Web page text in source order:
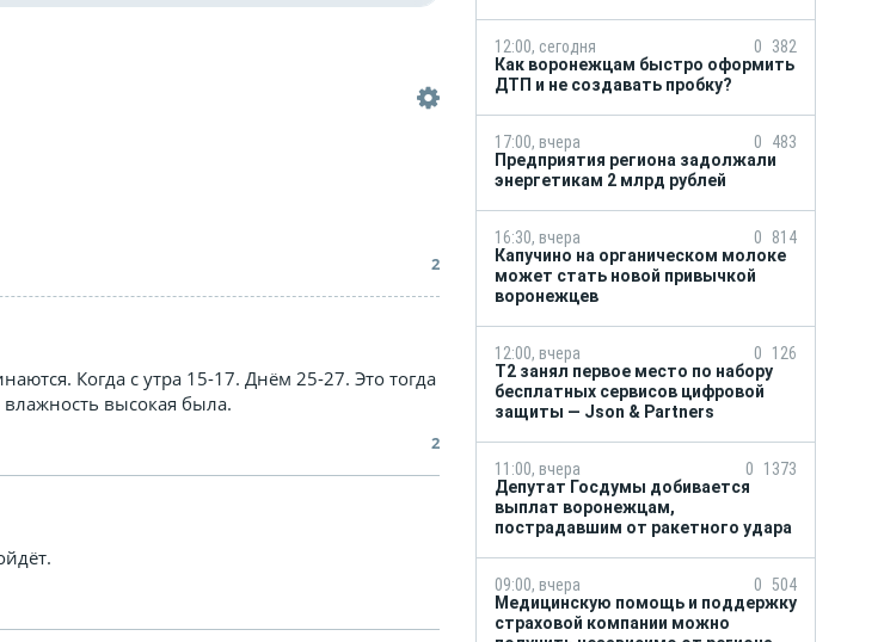
2
Когда с утра 15-17. Днём 25-27. Это тогда
высокая была.
2
12:00, сегодня 0
382
Как воронежцам быстро оформить
ДТП и не создавать пробку?
17:00, вчера 0
483
Предприятия региона задолжали
энергетикам 2 млрд рублей
16:30, вчера 0
814
Капучино на органическом молоке
может стать новой привычкой
воронежцев
12:00, вчера 0
126
Т2 занял первое место по набору
бесплатных сервисов цифровой
защиты — Json & Partners
11:00, вчера 0
1373
Депутат Госдумы добивается
выплат воронежцам,
пострадавшим от ракетного удара
09:00, вчера 0 504
Медицинскую помощь и поддержку
страховой компании можно